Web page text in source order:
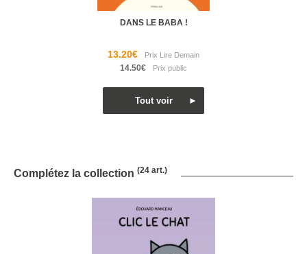
DANS LE BABA !
13.20€
14.50€
Complétez la collection (24 art.)